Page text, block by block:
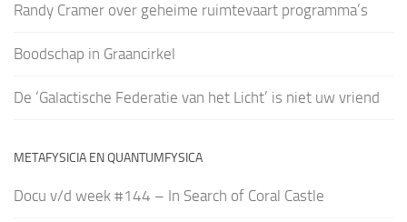
Randy Cramer over geheime ruimtevaart programma’s
Boodschap in Graancirkel
De ‘Galactische Federatie van het Licht’ is niet uw vriend
METAFYSICIA EN QUANTUMFYSICA
Docu v/d week #144 – In Search of Coral Castle